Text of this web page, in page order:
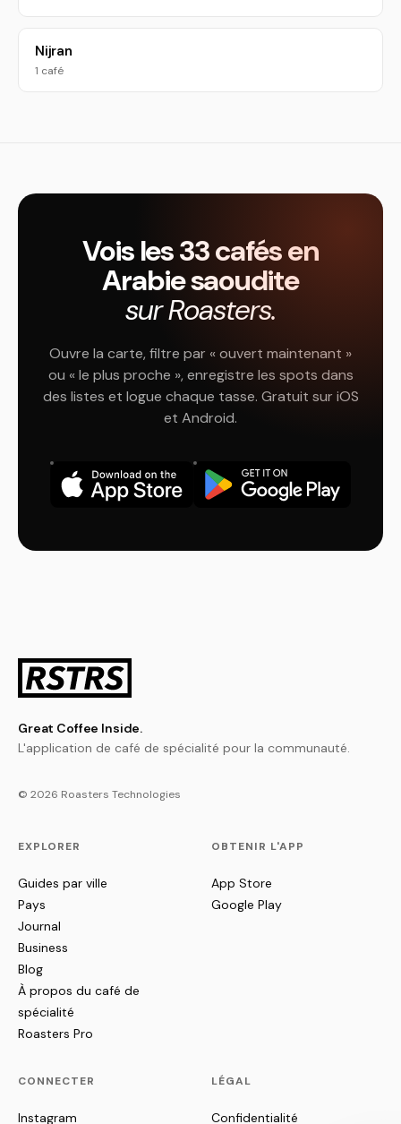
Nijran
1 café
Vois les 33 cafés en
Arabie saoudite
sur Roasters.
Ouvre la carte, filtre par « ouvert maintenant »
ou « le plus proche », enregistre les spots dans
des listes et logue chaque tasse. Gratuit sur iOS
et Android.
Great Coffee Inside.
L'application de café de spécialité pour la communauté.
© 2026 Roasters Technologies
EXPLORER
Guides par ville
Pays
Journal
Business
Blog
À propos du café de
spécialité
Roasters Pro
OBTENIR L'APP
App Store
Google Play
CONNECTER
Instagram
LÉGAL
Confidentialité